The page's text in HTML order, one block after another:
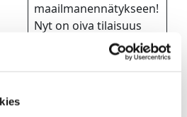
maailmanennätykseen!
Nyt on oiva tilaisuus
lämmittää sauna ja
kutsua myös kaverit